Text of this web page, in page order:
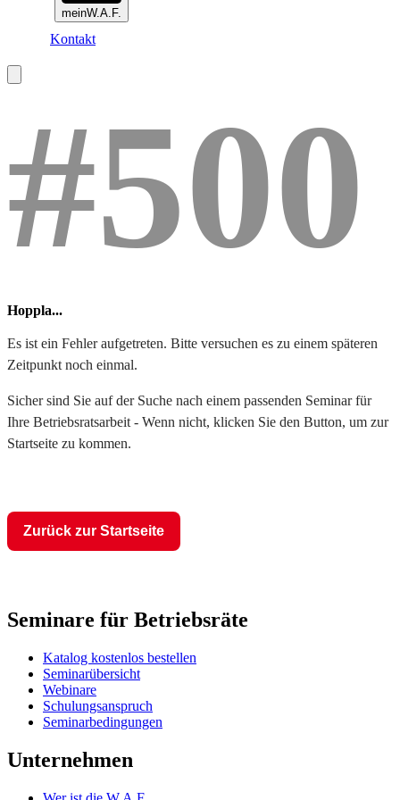
meinW.A.F.
Kontakt
#500
Hoppla...
Es ist ein Fehler aufgetreten. Bitte versuchen es zu einem späteren
Zeitpunkt noch einmal.
Sicher sind Sie auf der Suche nach einem passenden Seminar für
Ihre Betriebsratsarbeit - Wenn nicht, klicken Sie den Button, um zur
Startseite zu kommen.
Zurück zur Startseite
Seminare für Betriebsräte
Katalog kostenlos bestellen
Seminarübersicht
Webinare
Schulungsanspruch
Seminarbedingungen
Unternehmen